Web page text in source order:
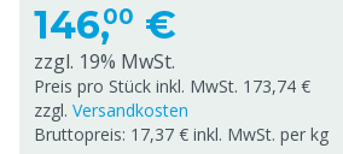
146,00 €
zzgl. 19% MwSt.
Preis pro Stück inkl. MwSt. 173,74 €
zzgl. Versandkosten
Bruttopreis: 17,37 € inkl. MwSt. per kg